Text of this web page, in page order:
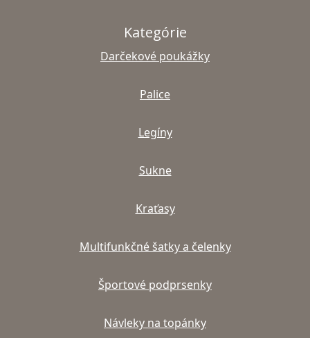
Kategórie
Darčekové poukážky
Palice
Legíny
Sukne
Kraťasy
Multifunkčné šatky a čelenky
Športové podprsenky
Návleky na topánky